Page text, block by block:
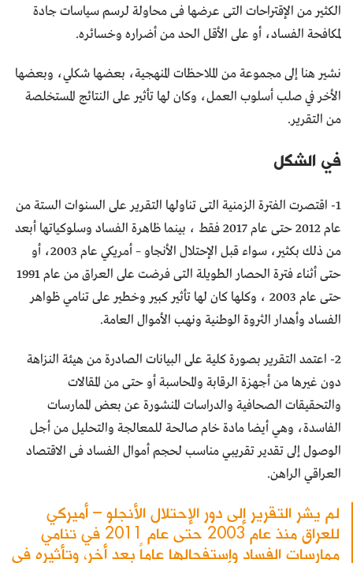
الكثير من الإقتراحات التى عرضها فى محاولة لرسم سياسات جادة
لمكافحة الفساد، أو على الأقل الحد من أضراره وخسائره.
نشير هنا إلى مجموعة من الملاحظات المنهجية، بعضها شكلي، وبعضها
الأخر في صلب أسلوب العمل، وكان لها تأثير على النتائج المستخلصة
من التقرير.
في الشكل
1- اقتصرت الفترة الزمنية التى تناولها التقرير على السنوات الستة من
عام 2012 حتى عام 2017 فقط ، بينما ظاهرة الفساد وسلوكياتها أبعد
من ذلك بكثير، سواء قبل الإحتلال الأنجاو – أمريكي عام 2003، أو
حتى أثناء فترة الحصار الطويلة التى فرضت على العراق من عام 1991
حتى عام 2003 ، وكلها كان لها تأثير كبير وخطير على تنامي ظواهر
الفساد وأهدار الثروة الوطنية ونهب الأموال العامة.
2- اعتمد التقرير بصورة كلية على البيانات الصادرة من هيئة النزاهة
دون غيرها من أجهزة الرقابة والمحاسبة أو حتى من المقالات
والتحقيقات الصحافية والدراسات المنشورة عن بعض الممارسات
الفاسدة، وهي أيضا مادة خام صالحة للمعالجة والتحليل من أجل
الوصول إلى تقدير تقريبي مناسب لحجم أموال الفساد فى الاقتصاد
العراقي الراهن.
لم يشر التقرير إلى دور الإحتلال الأنجلو – أميركي
للعراق منذ عام 2003 حتى عام 2011 في تنامي
ممارسات الفساد وإستفحالها عاماً بعد أخر، وتأثيره فى